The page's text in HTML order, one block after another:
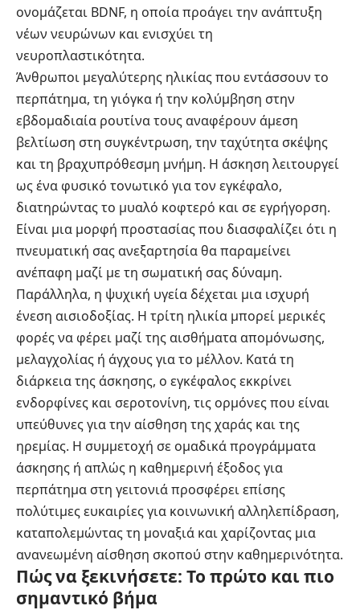
ονομάζεται BDNF, η οποία προάγει την ανάπτυξη
νέων νευρώνων και ενισχύει τη
νευροπλαστικότητα.
Άνθρωποι μεγαλύτερης ηλικίας που εντάσσουν το
περπάτημα, τη γιόγκα ή την κολύμβηση στην
εβδομαδιαία ρουτίνα τους αναφέρουν άμεση
βελτίωση στη συγκέντρωση, την ταχύτητα σκέψης
και τη βραχυπρόθεσμη μνήμη. Η άσκηση λειτουργεί
ως ένα φυσικό τονωτικό για τον εγκέφαλο,
διατηρώντας το μυαλό κοφτερό και σε εγρήγορση.
Είναι μια μορφή προστασίας που διασφαλίζει ότι η
πνευματική σας ανεξαρτησία θα παραμείνει
ανέπαφη μαζί με τη σωματική σας δύναμη.
Παράλληλα, η ψυχική υγεία δέχεται μια ισχυρή
ένεση αισιοδοξίας. Η τρίτη ηλικία μπορεί μερικές
φορές να φέρει μαζί της αισθήματα απομόνωσης,
μελαγχολίας ή άγχους για το μέλλον. Κατά τη
διάρκεια της άσκησης, ο εγκέφαλος εκκρίνει
ενδορφίνες και σεροτονίνη, τις ορμόνες που είναι
υπεύθυνες για την αίσθηση της χαράς και της
ηρεμίας. Η συμμετοχή σε ομαδικά προγράμματα
άσκησης ή απλώς η καθημερινή έξοδος για
περπάτημα στη γειτονιά προσφέρει επίσης
πολύτιμες ευκαιρίες για κοινωνική αλληλεπίδραση,
καταπολεμώντας τη μοναξιά και χαρίζοντας μια
ανανεωμένη αίσθηση σκοπού στην καθημερινότητα.
Πώς να ξεκινήσετε: Το πρώτο και πιο
σημαντικό βήμα